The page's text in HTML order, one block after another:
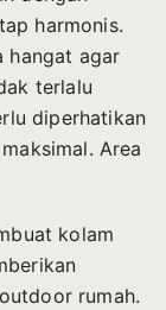
harmonis.
hangat agar
terlalu
diperhatikan
Area
kolam
rumah.